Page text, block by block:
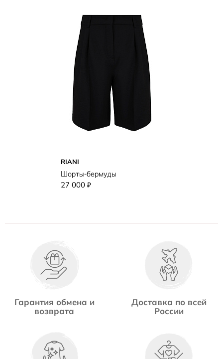
RIANI
Шорты-бермуды
27 000 ₽
Гарантия обмена и
возврата
Доставка по всей
России